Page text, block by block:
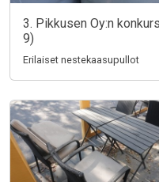
3. Pikkusen Oy:n
9)
Erilaiset nestekaasupullot